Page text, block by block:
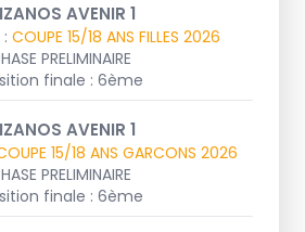
AVENIR 1
COUPE 15/18 ANS FILLES 2026
PRELIMINAIRE
finale : 6ème
AVENIR 1
15/18 ANS GARCONS 2026
PRELIMINAIRE
finale : 6ème